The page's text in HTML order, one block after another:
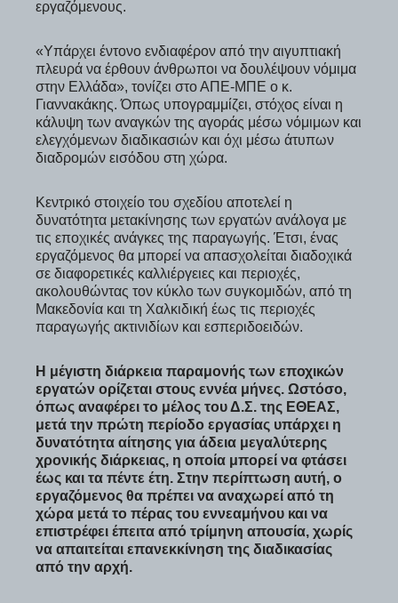
εργαζόμενους.
«Υπάρχει έντονο ενδιαφέρον από την αιγυπτιακή
πλευρά να έρθουν άνθρωποι να δουλέψουν νόμιμα
στην Ελλάδα», τονίζει στο ΑΠΕ-ΜΠΕ ο κ.
Γιαννακάκης. Όπως υπογραμμίζει, στόχος είναι η
κάλυψη των αναγκών της αγοράς μέσω νόμιμων και
ελεγχόμενων διαδικασιών και όχι μέσω άτυπων
διαδρομών εισόδου στη χώρα.
Κεντρικό στοιχείο του σχεδίου αποτελεί η
δυνατότητα μετακίνησης των εργατών ανάλογα με
τις εποχικές ανάγκες της παραγωγής. Έτσι, ένας
εργαζόμενος θα μπορεί να απασχολείται διαδοχικά
σε διαφορετικές καλλιέργειες και περιοχές,
ακολουθώντας τον κύκλο των συγκομιδών, από τη
Μακεδονία και τη Χαλκιδική έως τις περιοχές
παραγωγής ακτινιδίων και εσπεριδοειδών.
Η μέγιστη διάρκεια παραμονής των εποχικών
εργατών ορίζεται στους εννέα μήνες. Ωστόσο,
όπως αναφέρει το μέλος του Δ.Σ. της ΕΘΕΑΣ,
μετά την πρώτη περίοδο εργασίας υπάρχει η
δυνατότητα αίτησης για άδεια μεγαλύτερης
χρονικής διάρκειας, η οποία μπορεί να φτάσει
έως και τα πέντε έτη. Στην περίπτωση αυτή, ο
εργαζόμενος θα πρέπει να αναχωρεί από τη
χώρα μετά το πέρας του εννεαμήνου και να
επιστρέφει έπειτα από τρίμηνη απουσία, χωρίς
να απαιτείται επανεκκίνηση της διαδικασίας
από την αρχή.